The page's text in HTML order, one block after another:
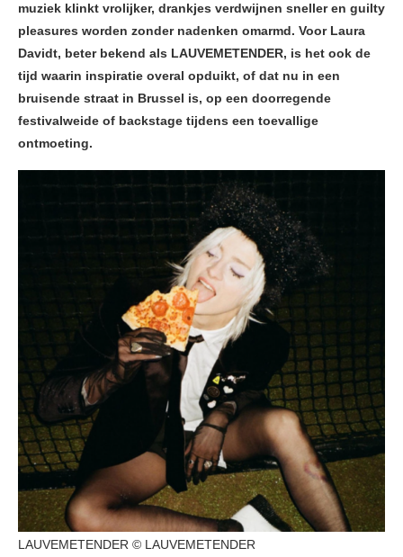
muziek klinkt vrolijker, drankjes verdwijnen sneller en guilty
pleasures worden zonder nadenken omarmd. Voor Laura
Davidt, beter bekend als LAUVEMETENDER, is het ook de
tijd waarin inspiratie overal opduikt, of dat nu in een
bruisende straat in Brussel is, op een doorregende
festivalweide of backstage tijdens een toevallige
ontmoeting.
LAUVEMETENDER © LAUVEMETENDER